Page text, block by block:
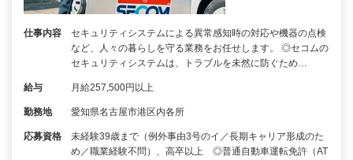
仕事内容
セキュリティシステムによる異常感知時の対応や機器の点検
など、人々の暮らしを守る業務をお任せします。 ◎セコムの
セキュリティシステムは、トラブルを未然に防ぐため…
給与 月給257,500円以上
勤務地 愛知県名古屋市港区内各所
応募資格
未経験39歳まで（例外事由3号のイ／長期キャリア形成のた
め／職業経験不問）、高卒以上 ◎普通自動車運転免許（AT